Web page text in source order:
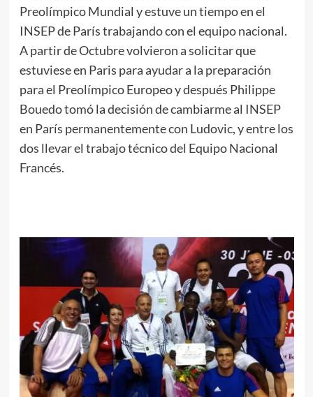
Preolímpico Mundial y estuve un tiempo en el
INSEP de París trabajando con el equipo nacional.
A partir de Octubre volvieron a solicitar que
estuviese en Paris para ayudar a la preparación
para el Preolímpico Europeo y después Philippe
Bouedo tomó la decisión de cambiarme al INSEP
en París permanentemente con Ludovic, y entre los
dos llevar el trabajo técnico del Equipo Nacional
Francés.